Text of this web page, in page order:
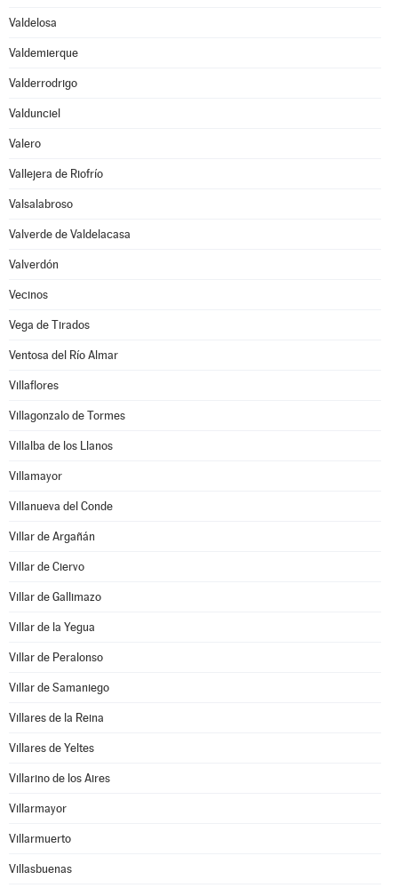
Valdelosa
Valdemierque
Valderrodrigo
Valdunciel
Valero
Vallejera de Riofrío
Valsalabroso
Valverde de Valdelacasa
Valverdón
Vecinos
Vega de Tirados
Ventosa del Río Almar
Villaflores
Villagonzalo de Tormes
Villalba de los Llanos
Villamayor
Villanueva del Conde
Villar de Argañán
Villar de Ciervo
Villar de Gallimazo
Villar de la Yegua
Villar de Peralonso
Villar de Samaniego
Villares de la Reina
Villares de Yeltes
Villarino de los Aires
Villarmayor
Villarmuerto
Villasbuenas